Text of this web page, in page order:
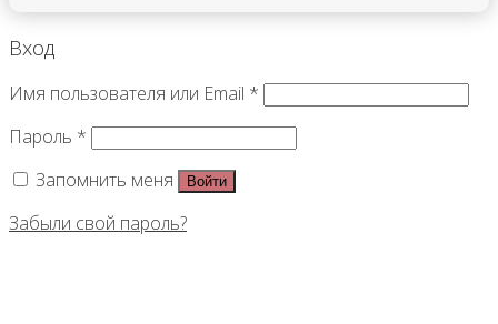
Вход
Имя пользователя или Email *
Пароль *
Запомнить меня
Войти
Забыли свой пароль?